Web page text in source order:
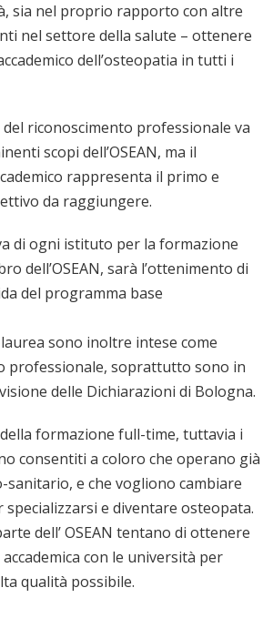
sia nel proprio rapporto con altre
nel settore della salute – ottenere
dell’osteopatia in tutti i
riconoscimento professionale va
scopi dell’OSEAN, ma il
rappresenta il primo e
da raggiungere.
di ogni istituto per la formazione
dell’OSEAN, sarà l’ottenimento di
del programma base
sono inoltre intese come
professionale, soprattutto sono in
delle Dichiarazioni di Bologna.
della formazione full-time, tuttavia i
consentiti a coloro che operano già
sanitario, e che vogliono cambiare
e diventare osteopata.
dell’ OSEAN tentano di ottenere
con le università per
qualità possibile.